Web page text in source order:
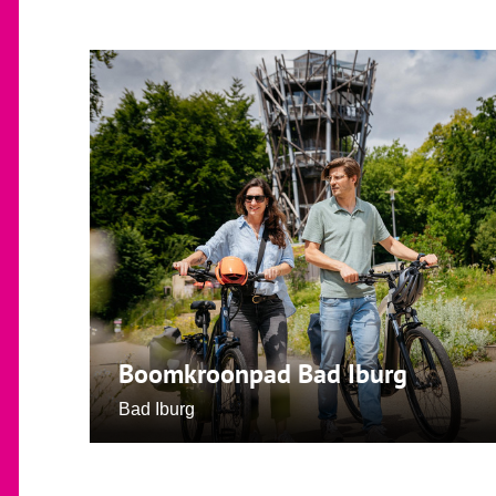
Boomkroonpad Bad Iburg
Bad Iburg